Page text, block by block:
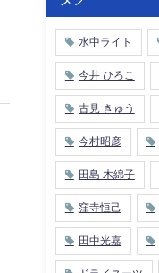
水中ライト
今井 ひろこ
古見 きゅう
今村昭彦
田島 木綿子
窪寺恒己
田中光嘉